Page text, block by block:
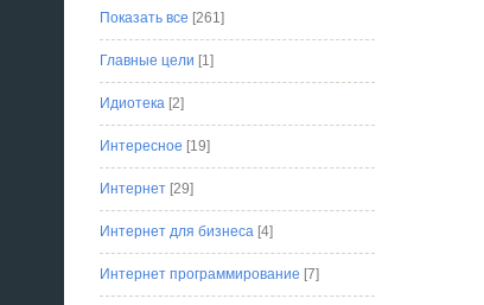
Показать все [261]
Главные цели [1]
Идиотека[2]
Интересное [19]
Интернет[29]
Интернет для бизнеса[4]
Интернет программирование [7]